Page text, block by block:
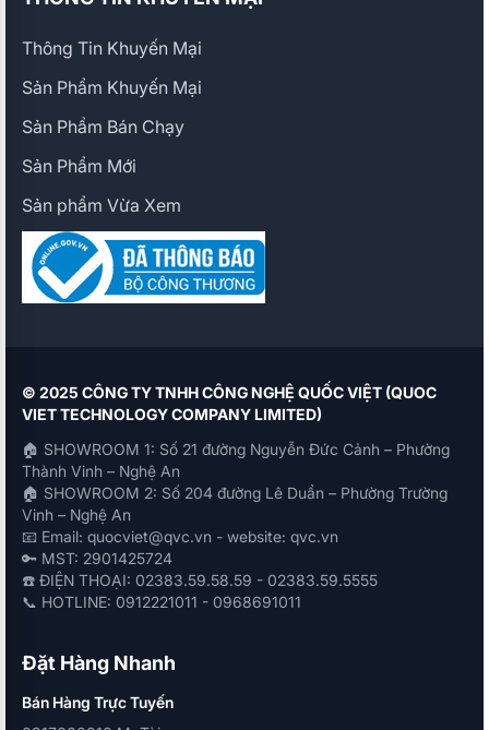
Thông Tin Khuyến Mại
Sản Phẩm Khuyến Mại
Sản Phẩm Bán Chạy
Sản Phẩm Mới
Sản phẩm Vừa Xem
© 2025 CÔNG TY TNHH CÔNG NGHỆ QUỐC VIỆT (QUOC
VIET TECHNOLOGY COMPANY LIMITED)
🏠 SHOWROOM 1: Số 21 đường Nguyễn Đức Cảnh – Phường
Thành Vinh – Nghệ An
🏠 SHOWROOM 2: Số 204 đường Lê Duẩn – Phường Trường
Vinh – Nghệ An
📧 Email: quocviet@qvc.vn - website: qvc.vn
🔑 MST: 2901425724
☎️ ĐIỆN THOẠI: 02383.59.58.59 - 02383.59.5555
📞 HOTLINE: 0912221011 - 0968691011
Đặt Hàng Nhanh
Bán Hàng Trực Tuyến